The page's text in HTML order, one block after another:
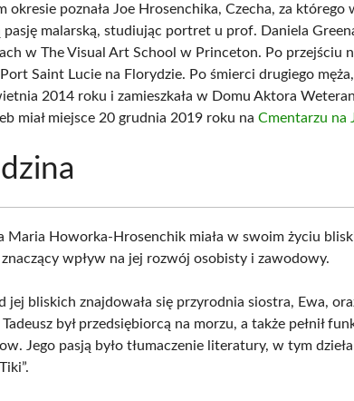
okresie poznała Joe Hrosenchika, Czecha, za którego
pasję malarską, studiując portret u prof. Daniela
w The Visual Art School w Princeton. Po przejściu
Saint Lucie na Florydzie. Po śmierci drugiego
2014 roku i zamieszkała w Domu Aktora
miał miejsce 20 grudnia 2019 roku naCmentarzu na
Maria Howorka-Hrosenchik miała w swoim życiu
znaczący wpływ na jej rozwój osobisty i zawodowy.
jej bliskich znajdowała się przyrodnia siostra, Ewa,
był przedsiębiorcą na morzu, a także pełnił
Jego pasją było tłumaczenie literatury, w tym